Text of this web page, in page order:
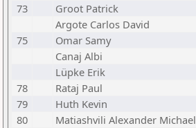
73
Groot Patrick
Argote Carlos David
75
Omar Samy
Canaj Albi
Lüpke Erik
78
Rataj Paul
79
Huth Kevin
80
Matiashvili Alexander Michael